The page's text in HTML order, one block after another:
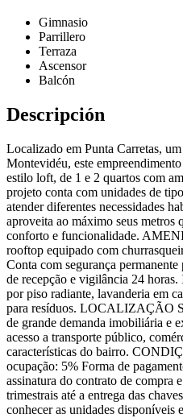
Gimnasio
Parrillero
Terraza
Ascensor
Balcón
Descripción
Localizado em Punta Carretas,
Montevidéu, este
estilo loft, de 1 e 2 quartos com
projeto conta com unidades de
atender diferentes necessidades
aproveita ao máximo seus metros
conforto e funcionalidade.
rooftop equipado com
Conta com segurança
de recepção e vigilância 24
por piso radiante, lavanderia em
para resíduos. LOCALIZAÇÃO
de grande demanda imobiliária e
acesso a transporte público,
características do bairro.
ocupação: 5% Forma de
assinatura do contrato de compra
trimestrais até a entrega das
conhecer as unidades disponíveis